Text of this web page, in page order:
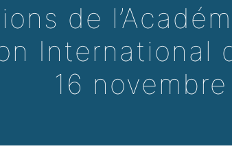
de
International
16